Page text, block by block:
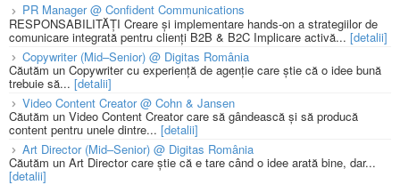
PR Manager @ Confident Communications
RESPONSABILITĂȚI Creare și implementare hands-on a strategiilor de
comunicare integrată pentru clienți B2B & B2C Implicare activă... [detalii]
Copywriter (Mid–Senior) @ Digitas România
Căutăm un Copywriter cu experiență de agenție care știe că o idee bună
trebuie să... [detalii]
Video Content Creator @ Cohn & Jansen
Căutăm un Video Content Creator care să gândească și să producă
content pentru unele dintre... [detalii]
Art Director (Mid–Senior) @ Digitas România
Căutăm un Art Director care știe că e tare când o idee arată bine, dar...
[detalii]